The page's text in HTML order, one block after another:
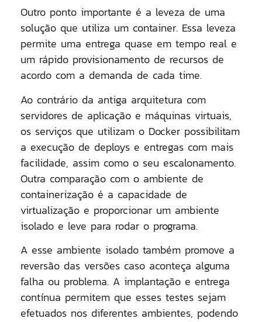
Outro ponto importante é a leveza de uma
solução que utiliza um container. Essa leveza
permite uma entrega quase em tempo real e
um rápido provisionamento de recursos de
acordo com a demanda de cada time.
Ao contrário da antiga arquitetura com
servidores de aplicação e máquinas virtuais,
os serviços que utilizam o Docker possibilitam
a execução de deploys e entregas com mais
facilidade, assim como o seu escalonamento.
Outra comparação com o ambiente de
containerização é a capacidade de
virtualização e proporcionar um ambiente
isolado e leve para rodar o programa.
A esse ambiente isolado também promove a
reversão das versões caso aconteça alguma
falha ou problema. A implantação e entrega
contínua permitem que esses testes sejam
efetuados nos diferentes ambientes, podendo